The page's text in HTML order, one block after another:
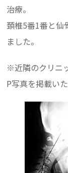
治療。
頚椎5番1番と仙
ました。
※近隣のクリニ
P写真を掲載い